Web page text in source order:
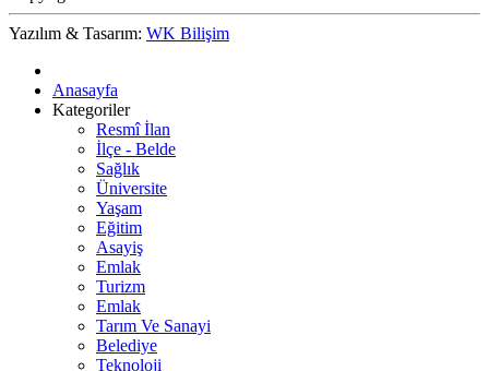
Yazılım & Tasarım: WK Bilişim
Anasayfa
Kategoriler
Resmî İlan
İlçe - Belde
Sağlık
Üniversite
Yaşam
Eğitim
Asayiş
Emlak
Turizm
Emlak
Tarım Ve Sanayi
Belediye
Teknoloji